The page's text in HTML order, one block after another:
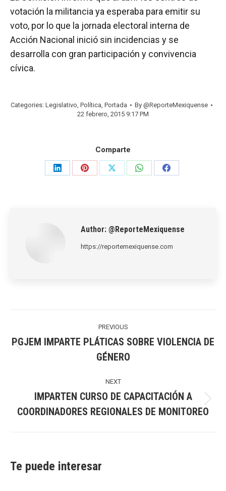
votación la militancia ya esperaba para emitir su
voto, por lo que la jornada electoral interna de
Acción Nacional inició sin incidencias y se
desarrolla con gran participación y convivencia
cívica.
Categories: Legislativo, Política, Portada By @ReporteMexiquense
22 febrero, 2015 9:17 PM
Comparte
Share
Share
Share
Share
Share
Author: @ReporteMexiquense
https://reportemexiquense.com
PREVIOUS
post:
PGJEM IMPARTE PLÁTICAS SOBRE VIOLENCIA DE
GÉNERO
NEXT
post:
IMPARTEN CURSO DE CAPACITACIÓN A
COORDINADORES REGIONALES DE MONITOREO
Te puede interesar